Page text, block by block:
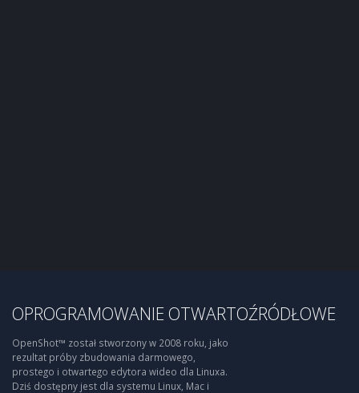
OPROGRAMOWANIE OTWARTOŹRÓDŁOWE
OpenShot™ został stworzony w 2008 roku, jako
rezultat próby zbudowania darmowego,
prostego i otwartego edytora wideo dla Linuxa.
Dziś dostępny jest dla systemu Linux, Mac i